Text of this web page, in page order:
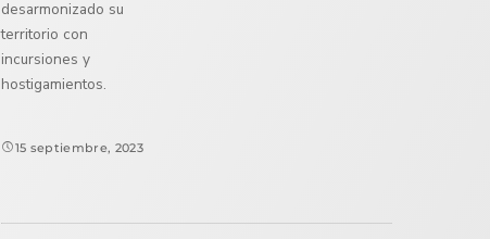
desarmonizado su
territorio con
incursiones y
hostigamientos.
15 septiembre, 2023